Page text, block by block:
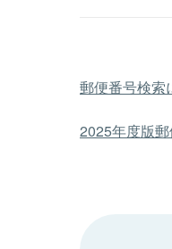
郵便番号検索
2025年度版